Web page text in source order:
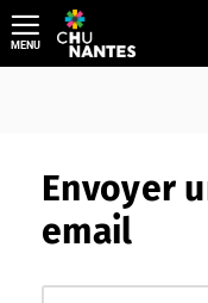
Aller
au
contenu
MENU
Envoyer
email